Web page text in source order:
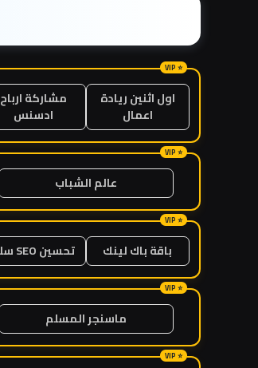
اول اثنين ريادة
اعمال
مشاركة ارباح
ادسنس
عالم الشباب
باقة باك لينك تحسين SEO سلة
ماسنجر المسلم